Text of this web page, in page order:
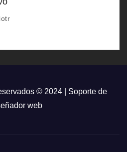
© 2024 | Soporte de
web